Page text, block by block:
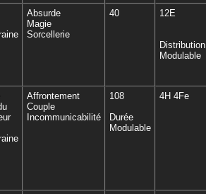
Absurde
Magie
Sorcellerie
40 12E
Distribution
Modulable
Affrontement
Couple
Incommunicabilité
108
Durée
Modulable
4H 4Fe